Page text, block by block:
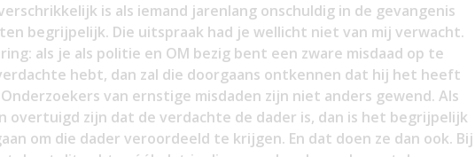
is als iemand jarenlang onschuldig in de gevangenis
begrijpelijk. Die uitspraak had je wellicht niet van mij verwacht.
als je als politie en OM bezig bent een zware misdaad op te
hebt, dan zal die doorgaans ontkennen dat hij het heeft
van ernstige misdaden zijn niet anders gewend. Als
overtuigd zijn dat de verdachte de dader is, dan is het begrijpelijk
om die dader veroordeeld te krijgen. En dat doen ze dan ook. Bij